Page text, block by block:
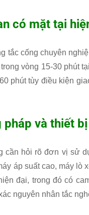
có mặt tại
tắc cống chuyên
trong vòng 15-30 phút
phút tùy điều kiện
pháp và thiết
cần hỏi rõ đơn vị sử
áp suất cao, máy lò
đại, trong đó có
nguyên nhân tắc